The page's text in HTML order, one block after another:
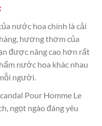
nước hoa chính là cải
hương thơm của
được nâng cao hơn rất
nước hoa khác nhau
người.
Pour Homme Le
ngọt ngào đáng yêu